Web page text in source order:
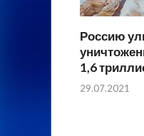
Россию
1,6
29.07.2021